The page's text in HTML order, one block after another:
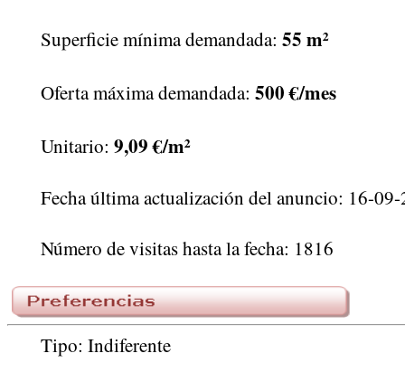
Superficie mínima demandada:55 m²
Oferta máxima demandada:500 €/mes
Unitario:9,09 €/m²
Fecha última actualización del anuncio: 16-
Número de visitas hasta la fecha: 1816
Tipo: Indiferente